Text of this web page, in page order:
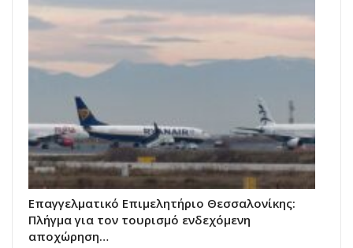
Επαγγελματικό Επιμελητήριο Θεσσαλονίκης:
Πλήγμα για τον τουρισμό ενδεχόμενη
αποχώρηση…